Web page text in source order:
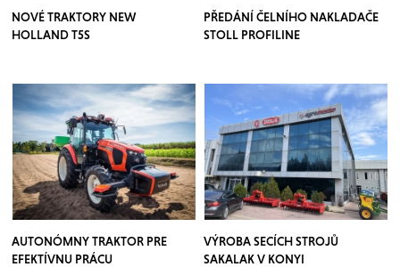
NOVÉ TRAKTORY NEW
HOLLAND T5S
PŘEDÁNÍ ČELNÍHO NAKLADAČE
STOLL PROFILINE
AUTONÓMNY TRAKTOR PRE
EFEKTÍVNU PRÁCU
VÝROBA SECÍCH STROJŮ
SAKALAK V KONYI